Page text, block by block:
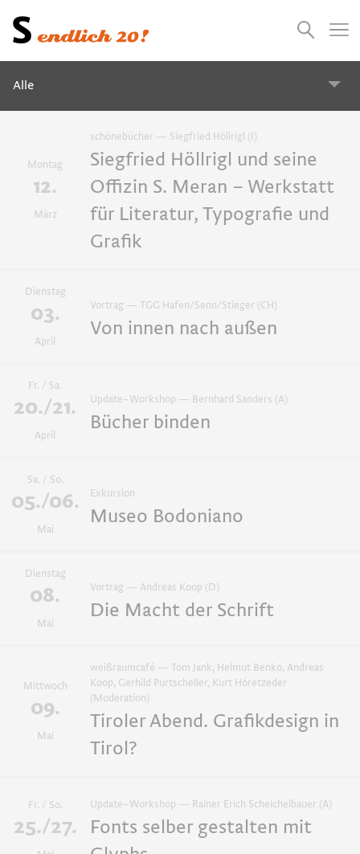
Presse
Videos
Suchen
Alle
2027 2026 2025 2024
Update–Workshops
Exkursionen
schönebücher
Download iCal
Montag
12.
März
schönebücher — Siegfried Höllrigl (I)
Siegfried Höllrigl und seine
Offizin S. Meran – Werkstatt
für Literatur, Typografie und
Grafik
Dienstag
03.
April
Vortrag — TGG Hafen/Senn/Stieger (CH)
Von innen nach außen
Fr. / Sa.
20./21.
April
Update–Workshop — Bernhard Sanders (A)
Bücher binden
Sa. / So.
05./06.
Mai
Exkursion
Museo Bodoniano
Dienstag
08.
Mai
Vortrag — Andreas Koop (D)
Die Macht der Schrift
Mittwoch
09.
Mai
weißraumcafé — Tom Jank, Helmut Benko, Andreas
Koop, Gerhild Purtscheller, Kurt Höretzeder
(Moderation)
Tiroler Abend. Grafikdesign in
Tirol?
Fr. / So.
25./27.
Update–Workshop — Rainer Erich Scheichelbauer (A)
Fonts selber gestalten mit